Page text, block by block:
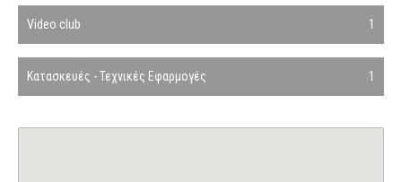
Video club 1
Κατασκευές - Τεχνικές Εφαρμογές 1